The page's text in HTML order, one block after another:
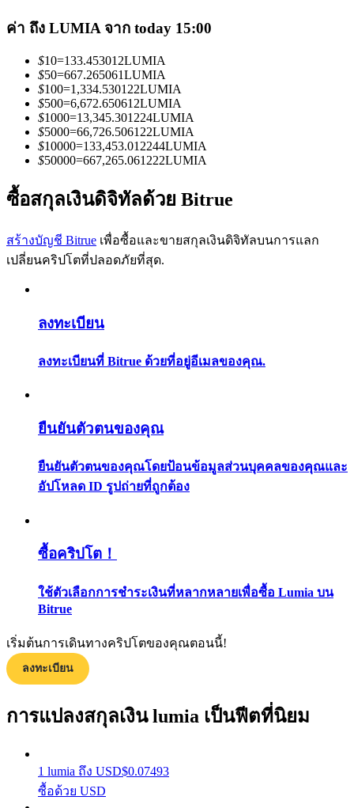
ข้อมูล
การวิเคราะห์ข้อมูลขนาดใหญ่ รวมถึงข้อมูลการค้า ฯลฯ
กลยุทธ์การซื้อขาย
ได้รับ
ค่า ถึง LUMIA จาก today 15:00
$10=133.453012LUMIA
$50=667.265061LUMIA
$100=1,334.530122LUMIA
$500=6,672.650612LUMIA
$1000=13,345.301224LUMIA
$5000=66,726.506122LUMIA
$10000=133,453.012244LUMIA
$50000=667,265.061222LUMIA
ซื้อสกุลเงินดิจิทัลด้วย Bitrue
สร้างบัญชี Bitrue เพื่อซื้อและขายสกุลเงินดิจิทัลบนการแลก
เปลี่ยนคริปโตที่ปลอดภัยที่สุด.
ลงทะเบียน
ลงทะเบียนที่ Bitrue ด้วยที่อยู่อีเมลของคุณ.
ยืนยันตัวตนของคุณ
ยืนยันตัวตนของคุณโดยป้อนข้อมูลส่วนบุคคลของคุณและ
อัปโหลด ID รูปถ่ายที่ถูกต้อง
ซื้อคริปโต！
ใช้ตัวเลือกการชำระเงินที่หลากหลายเพื่อซื้อ Lumia บน
Bitrue
เริ่มต้นการเดินทางคริปโตของคุณตอนนี้!
ลงทะเบียน
การแปลงสกุลเงิน lumia เป็นฟีตที่นิยม
1 lumia ถึง USD$0.07493
ซื้อด้วย USD